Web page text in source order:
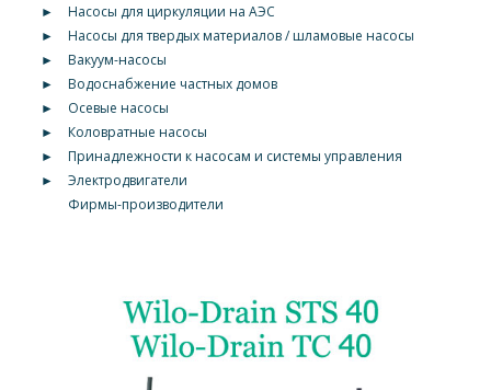
►
Насосы для циркуляции на АЭС
►
Насосы для твердых материалов / шламовые насосы
►
Вакуум-насосы
►
Водоснабжение частных домов
►
Осевые насосы
►
Коловратные насосы
►
Принадлежности к насосам и системы управления
►
Электродвигатели
Фирмы-производители